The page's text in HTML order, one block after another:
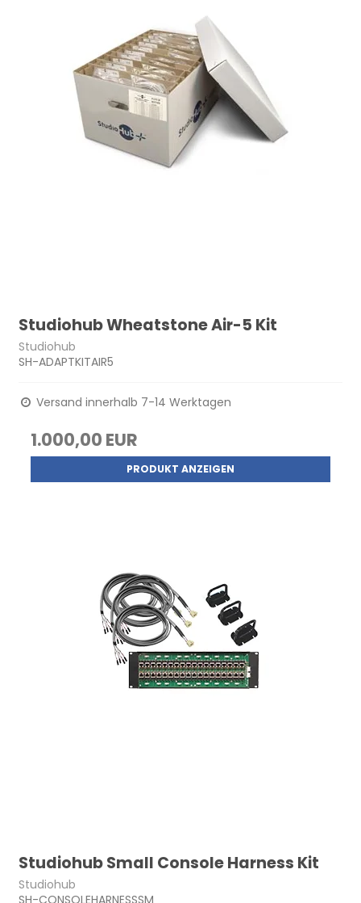
Studiohub Wheatstone Air-5 Kit
Studiohub
SH-ADAPTKITAIR5
Versand innerhalb 7-14 Werktagen
1.000,00 EUR
PRODUKT ANZEIGEN
Studiohub Small Console Harness Kit
Studiohub